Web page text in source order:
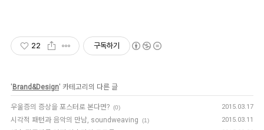
22 구독하기
' Brand&Design' 카테고리의 다른 글
우울증의 증상을 포스터로 본다면? (0) 2015.03.17
시각적 패턴과 음악의 만남, soundweaving (1) 2015.03.11